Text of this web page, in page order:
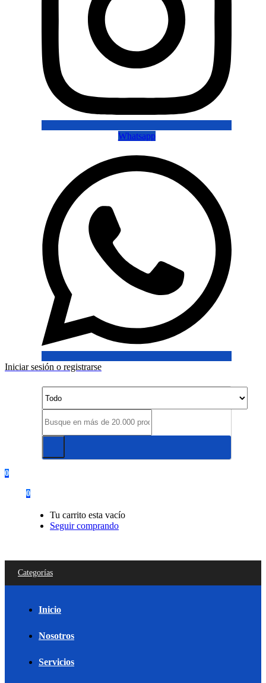
Whatsapp
Iniciar sesión o registrarse
0
0
Tu carrito esta vacío
Seguir comprando
Categorías
Inicio
Nosotros
Servicios